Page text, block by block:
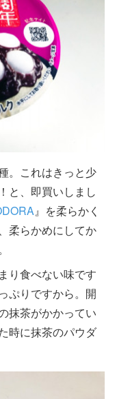
。これはきっと少
と、即買いしまし
』を柔らかく
柔らかめにしてか
り食べない味です
ぷりですから。開
抹茶がかかってい
時に抹茶のパウダ